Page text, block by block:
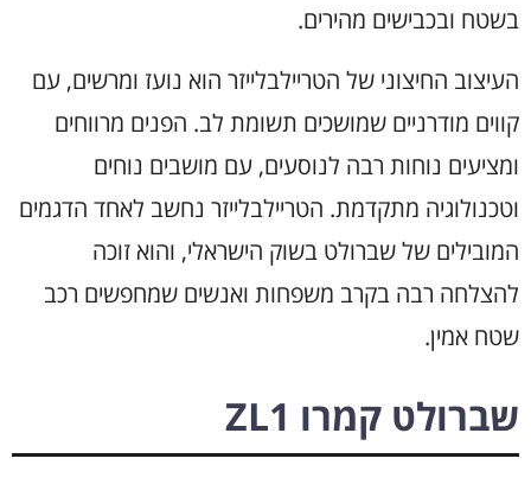
בשטח ובכבישים מהירים.
העיצוב החיצוני של הטריילבלייזר הוא נועז ומרשים, עם
קווים מודרניים שמושכים תשומת לב. הפנים מרווחים
ומציעים נוחות רבה לנוסעים, עם מושבים נוחים
וטכנולוגיה מתקדמת. הטריילבלייזר נחשב לאחד הדגמים
המובילים של שברולט בשוק הישראלי, והוא זוכה
להצלחה רבה בקרב משפחות ואנשים שמחפשים רכב
שטח אמין.
שברולט קמרו ZL1